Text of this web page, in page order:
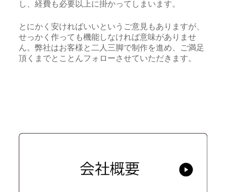
し、経費も必要以上に掛かってしまいます。
とにかく安ければいいというご意見もありますが、
せっかく作っても機能しなければ意味がありませ
ん。弊社はお客様と二人三脚で制作を進め、ご満足
頂くまでとことんフォローさせていただきます。